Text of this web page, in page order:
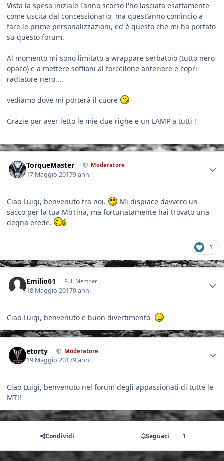
Vista la spesa iniziale l'anno scorso l'ho lasciata esattamente
come uscita dal concessionario, ma quest'anno comincio a
fare le prime personalizzazioni, ed è questo che mi ha portato
su questo forum.
Al momento mi sono limitato a wrappare serbatoio (tutto nero
opaco) e a mettere soffioni al forcellone anteriore e copri
radiatore nero....
vediamo dove mi porterà il cuore
Grazie per aver letto le mie due righe e un LAMP a tutti !
TorqueMaster Moderatore
17 Maggio 20179 anni
Ciao Luigi, benvenuto tra noi.
Mi dispiace davvero un
sacco per la tua MoTina, ma fortunatamente hai trovato una
degna erede.
1
Emilio61 Full Member
18 Maggio 20179 anni
Ciao Luigi, benvenuto e buon divertimento
etorty Moderatore
19 Maggio 20179 anni
Ciao Luigi, benvenuto nel forum degli appassionati di tutte le
MT!!
Condividi Seguaci 1